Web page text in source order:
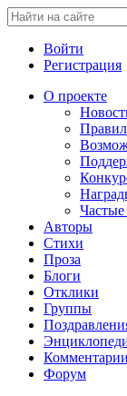
Войти
Регистрация
О проекте
Авторы
Стихи
Проза
Блоги
Отклики
Группы
Комментарии
Форум